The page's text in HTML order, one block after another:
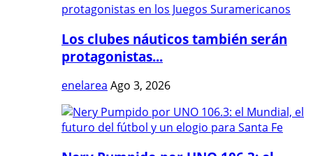
Los clubes náuticos también serán
protagonistas...
enelarea Ago 3, 2026